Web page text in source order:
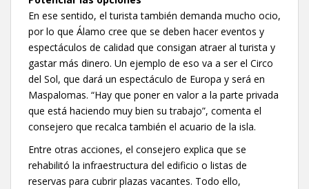
En ese sentido, el turista también demanda mucho ocio,
por lo que Álamo cree que se deben hacer eventos y
espectáculos de calidad que consigan atraer al turista y
gastar más dinero. Un ejemplo de eso va a ser el Circo
del Sol, que dará un espectáculo de Europa y será en
Maspalomas. “Hay que poner en valor a la parte privada
que está haciendo muy bien su trabajo”, comenta el
consejero que recalca también el acuario de la isla.
Entre otras acciones, el consejero explica que se
rehabilitó la infraestructura del edificio o listas de
reservas para cubrir plazas vacantes. Todo ello,